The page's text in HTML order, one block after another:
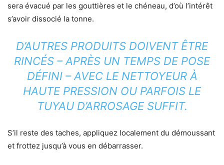
sera évacué par les gouttières et le chéneau, d’où l’intérêt
s’avoir dissocié la tonne.
D’AUTRES PRODUITS DOIVENT ÊTRE
RINCÉS – APRÈS UN TEMPS DE POSE
DÉFINI – AVEC LE NETTOYEUR À
HAUTE PRESSION OU PARFOIS LE
TUYAU D’ARROSAGE SUFFIT.
S’il reste des taches, appliquez localement du démoussant
et frottez jusqu’à vous en débarrasser.